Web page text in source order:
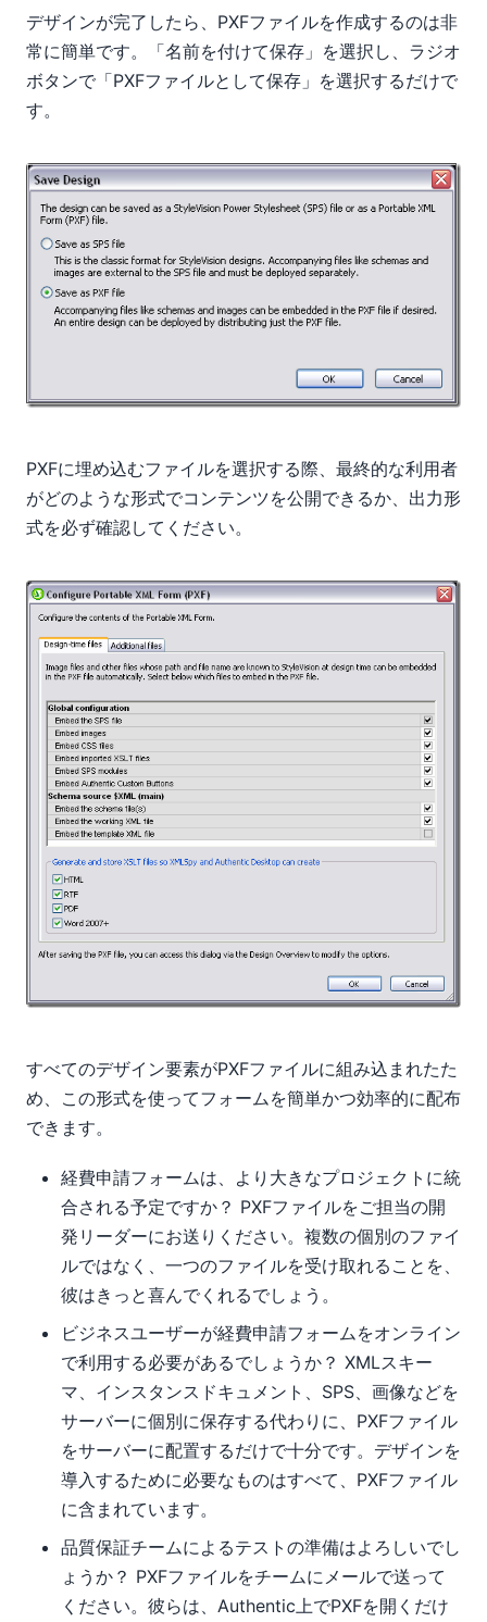
デザインが完了したら、PXFファイルを作成するのは非
常に簡単です。「名前を付けて保存」を選択し、ラジオ
ボタンで「PXFファイルとして保存」を選択するだけで
す。
PXFに埋め込むファイルを選択する際、最終的な利用者
がどのような形式でコンテンツを公開できるか、出力形
式を必ず確認してください。
すべてのデザイン要素がPXFファイルに組み込まれたた
め、この形式を使ってフォームを簡単かつ効率的に配布
できます。
経費申請フォームは、より大きなプロジェクトに統
合される予定ですか？ PXFファイルをご担当の開
発リーダーにお送りください。複数の個別のファイ
ルではなく、一つのファイルを受け取れることを、
彼はきっと喜んでくれるでしょう。
ビジネスユーザーが経費申請フォームをオンライン
で利用する必要があるでしょうか？ XMLスキー
マ、インスタンスドキュメント、SPS、画像などを
サーバーに個別に保存する代わりに、PXFファイル
をサーバーに配置するだけで十分です。デザインを
導入するために必要なものはすべて、PXFファイル
に含まれています。
品質保証チームによるテストの準備はよろしいでし
ょうか？ PXFファイルをチームにメールで送って
ください。彼らは、Authentic上でPXFを開くだけ